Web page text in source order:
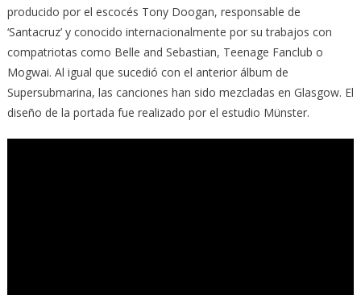
producido por el escocés Tony Doogan, responsable de
‘Santacruz’ y conocido internacionalmente por su trabajos con
compatriotas como Belle and Sebastian, Teenage Fanclub o
Mogwai. Al igual que sucedió con el anterior álbum de
Supersubmarina, las canciones han sido mezcladas en Glasgow. El
diseño de la portada fue realizado por el estudio Münster.